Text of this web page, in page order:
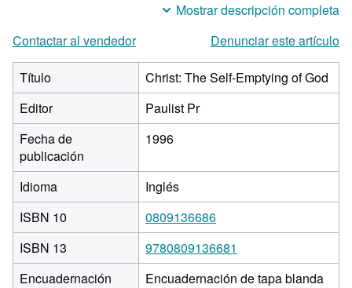
Mostrar descripción completa
Contactar al vendedor
Denunciar este artículo
Título
Christ: The Self-Emptying of God
Editor
Paulist Pr
Fecha de
publicación
1996
Idioma
Inglés
ISBN 10
0809136686
ISBN 13
9780809136681
Encuadernación
Encuadernación de tapa blanda